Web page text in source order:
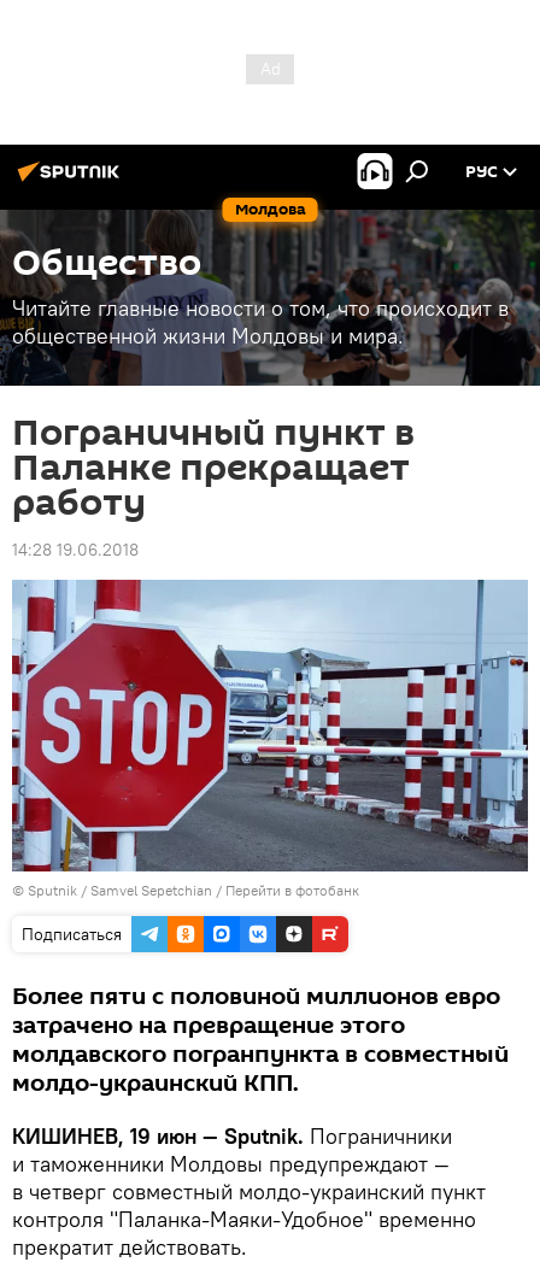
Молдова
РУС
Общество
Читайте главные новости о том, что происходит в
общественной жизни Молдовы и мира.
Пограничный пункт в
Паланке прекращает
работу
14:28 19.06.2018
© Sputnik / Samvel Sepetchian / Перейти в фотобанк
Подписаться
Более пяти с половиной миллионов евро
затрачено на превращение этого
молдавского погранпункта в совместный
молдо-украинский КПП.
КИШИНЕВ, 19 июн — Sputnik. Пограничники
и таможенники Молдовы предупреждают —
в четверг совместный молдо-украинский пункт
контроля "Паланка-Маяки-Удобное" временно
прекратит действовать.